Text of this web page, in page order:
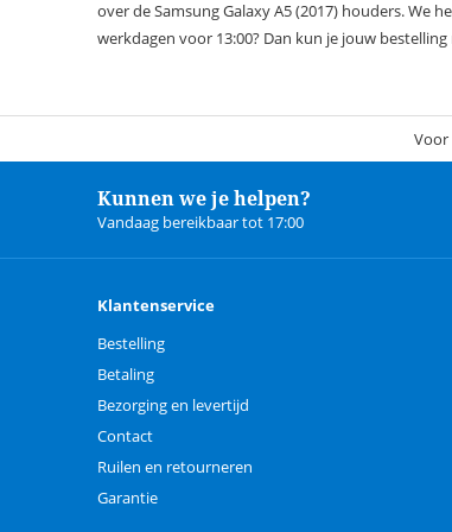
over de Samsung Galaxy A5 (2017) houders. We
werkdagen voor 13:00? Dan kun je jouw
Voor
Kunnen we je helpen?
Vandaag bereikbaar tot 17:00
Klantenservice
Bestelling
Betaling
Bezorging en levertijd
Contact
Ruilen en retourneren
Garantie